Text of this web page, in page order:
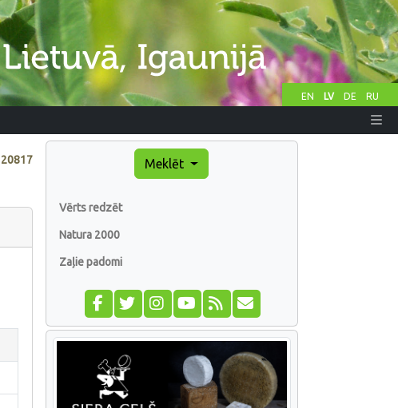
EN LV DE RU
20817 Meklēt
Vērts redzēt
Natura 2000
Zaļie padomi